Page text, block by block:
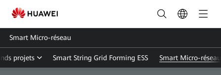
Solution
Micro-
grid
|
Smart Micro-réseau
projets Smart String Grid Forming ESS Smart Micro-réseau